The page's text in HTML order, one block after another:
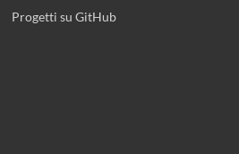
Progetti su GitHub